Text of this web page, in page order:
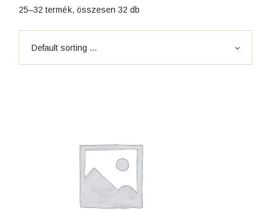
25–32 termék, összesen 32 db
Default sorting ...